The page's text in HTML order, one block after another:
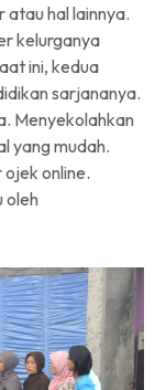
atau hal lainnya.
kelurganya
ini, kedua
sarjananya.
Menyekolahkan
yang mudah.
online.
oleh